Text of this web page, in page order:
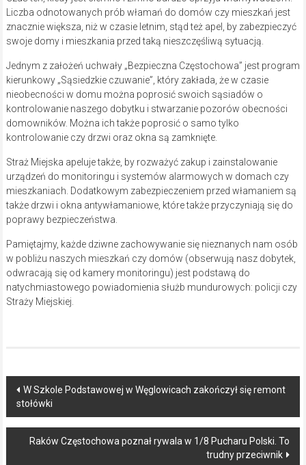
Liczba odnotowanych prób włamań do domów czy mieszkań jest
znacznie większa, niż w czasie letnim, stąd też apel, by zabezpieczyć
swoje domy i mieszkania przed taką nieszczęśliwą sytuacją.
Jednym z założeń uchwały „Bezpieczna Częstochowa” jest program
kierunkowy „Sąsiedzkie czuwanie”, który zakłada, że w czasie
nieobecności w domu można poprosić swoich sąsiadów o
kontrolowanie naszego dobytku i stwarzanie pozorów obecności
domowników. Można ich także poprosić o samo tylko
kontrolowanie czy drzwi oraz okna są zamknięte.
Straż Miejska apeluje także, by rozważyć zakup i zainstalowanie
urządzeń do monitoringu i systemów alarmowych w domach czy
mieszkaniach. Dodatkowym zabezpieczeniem przed włamaniem są
także drzwi i okna antywłamaniowe, które także przyczyniają się do
poprawy bezpieczeństwa.
Pamiętajmy, każde dziwne zachowywanie się nieznanych nam osób
w pobliżu naszych mieszkań czy domów (obserwują nasz dobytek,
odwracają się od kamery monitoringu) jest podstawą do
natychmiastowego powiadomienia służb mundurowych: policji czy
Straży Miejskiej.
Post
navigation
W Szkole Podstawowej w Węglowicach zakończył się remont
stołówki
Raków Częstochowa poznał rywala w 1/8 Pucharu Polski. To
trudny przeciwnik